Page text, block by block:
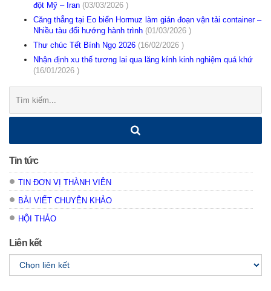
đột Mỹ – Iran (03/03/2026 )
Căng thẳng tại Eo biển Hormuz làm gián đoạn vận tải container –
Nhiều tàu đổi hướng hành trình (01/03/2026 )
Thư chúc Tết Bính Ngọ 2026 (16/02/2026 )
Nhận định xu thế tương lai qua lăng kính kinh nghiệm quá khứ
(16/01/2026 )
kiếm:
Tin tức
TIN ĐƠN VỊ THÀNH VIÊN
BÀI VIẾT CHUYÊN KHẢO
HỘI THẢO
Liên kết